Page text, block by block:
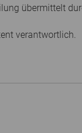
übermittelt
verantwortlich.